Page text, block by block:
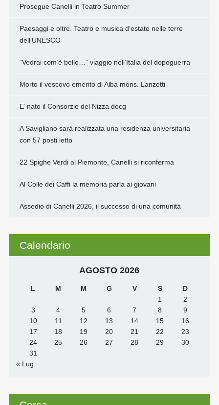
Prosegue Canelli in Teatro Summer
Paesaggi e oltre. Teatro e musica d’estate nelle terre
dell’UNESCO
“Vedrai com’è bello…” viaggio nell’Italia del dopoguerra
Morto il vescovo emerito di Alba mons. Lanzetti
E’ nato il Consorzio del Nizza docg
A Savigliano sarà realizzata una residenza universitaria
con 57 posti letto
22 Spighe Verdi al Piemonte, Canelli si riconferma
Al Colle dei Caffi la memoria parla ai giovani
Assedio di Canelli 2026, il successo di una comunità
Calendario
AGOSTO 2026
L M M G V S
D
1
2
3
4 5 6 7 8
9
10
11 12 13 14 15
16
17
18 19 20 21 22
23
24
25 26 27 28 29
30
31
« Lug